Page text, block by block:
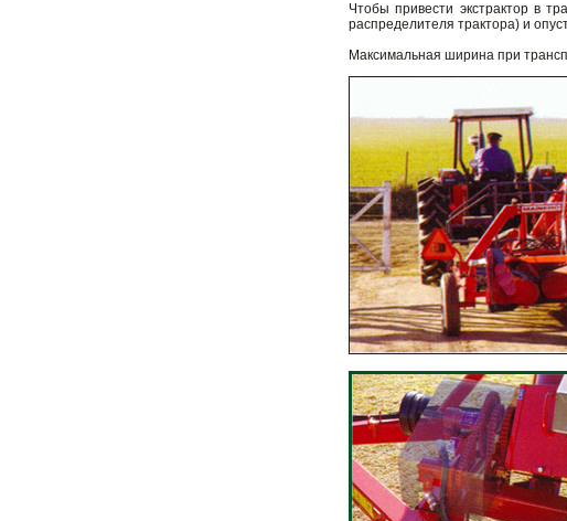
Чтобы привести экстрактор в
распределителя трактора) и
Максимальная ширина при